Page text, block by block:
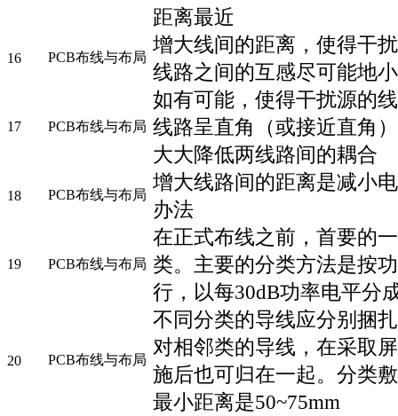
距离最近
16 PCB布线与布局
增大线间的距离，使得干
线路之间的互感尽可能地小
17 PCB布线与布局
如有可能，使得干扰源的
线路呈直角（或接近直角
大大降低两线路间的耦合
18 PCB布线与布局
增大线路间的距离是减小
办法
19 PCB布线与布局
在正式布线之前，首要的
类。主要的分类方法是按
行，以每30dB功率电平分
20 PCB布线与布局
不同分类的导线应分别捆
对相邻类的导线，在采取
施后也可归在一起。分类
最小距离是50~75mm